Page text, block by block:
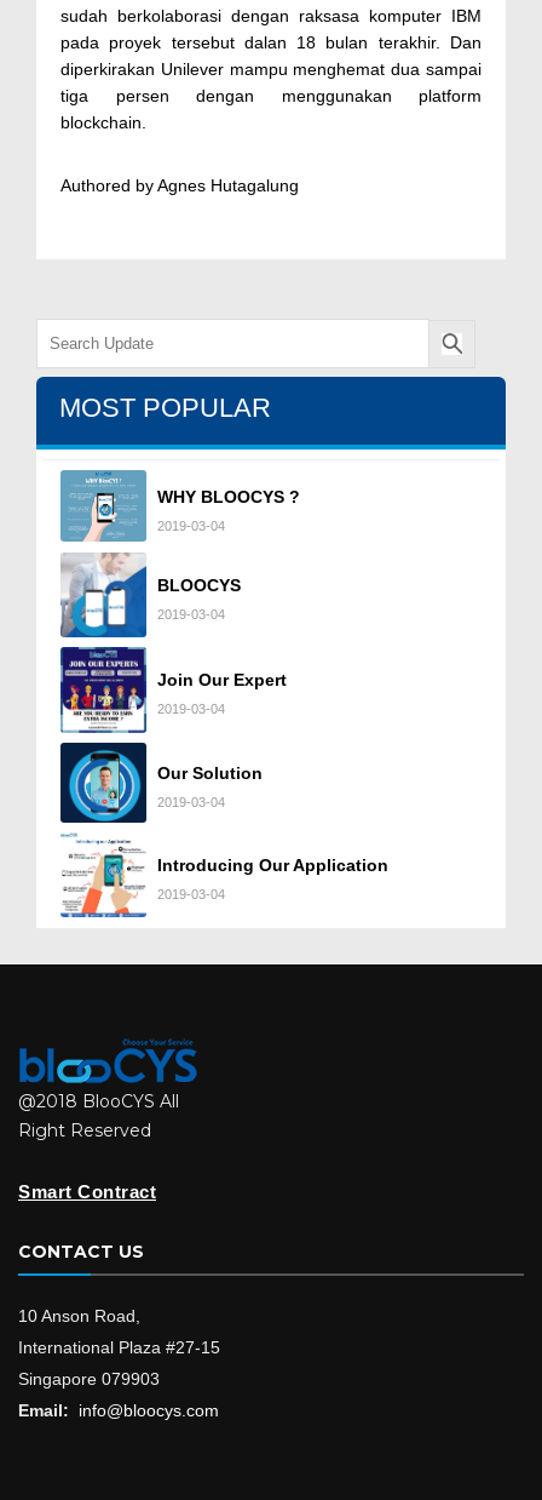
sudah berkolaborasi dengan raksasa komputer IBM
pada proyek tersebut dalan 18 bulan terakhir. Dan
diperkirakan Unilever mampu menghemat dua sampai
tiga persen dengan menggunakan platform
blockchain.
Authored by Agnes Hutagalung
MOST POPULAR
WHY BLOOCYS ?
2019-03-04
BLOOCYS
2019-03-04
Join Our Expert
2019-03-04
Our Solution
2019-03-04
Introducing Our Application
2019-03-04
@2018 BlooCYS All
Right Reserved
Smart Contract
CONTACT US
10 Anson Road,
International Plaza #27-15
Singapore 079903
Email:
info@bloocys.com